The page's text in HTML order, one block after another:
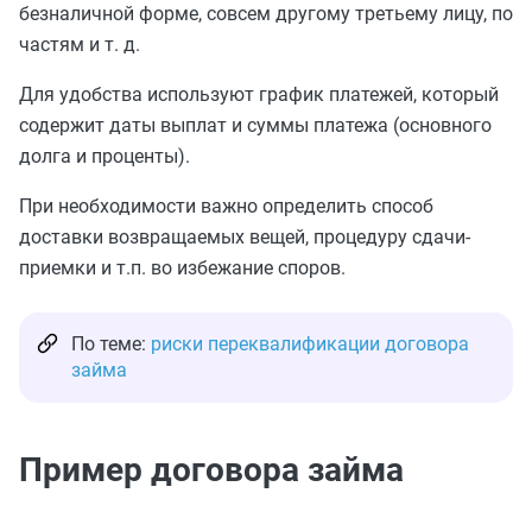
безналичной форме, совсем другому третьему лицу, по
частям и т. д.
Для удобства используют график платежей, который
содержит даты выплат и суммы платежа (основного
долга и проценты).
При необходимости важно определить способ
доставки возвращаемых вещей, процедуру сдачи-
приемки и т.п. во избежание споров.
По теме: риски переквалификации договора
займа
Пример договора займа